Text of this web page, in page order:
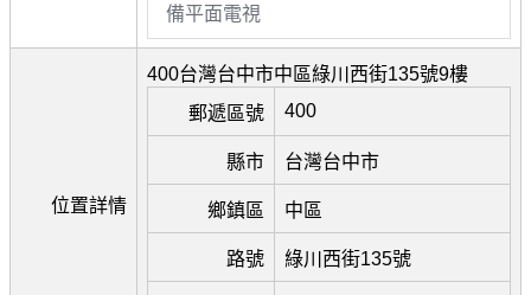
備平面電視
位置詳情
400台灣台中市中區綠川西街135號9樓
郵遞區號
400
縣市 台灣台中市
鄉鎮區 中區
路號 綠川西街135號